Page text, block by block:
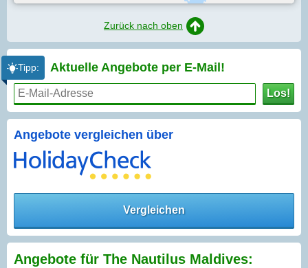
Zurück nach oben
Tipp: Aktuelle Angebote per E-Mail!
Los!
Angebote vergleichen über
Vergleichen
Angebote für The Nautilus Maldives: